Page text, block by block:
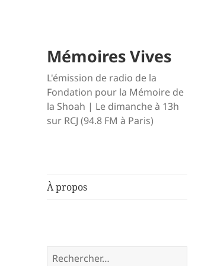
Mémoires Vives
L'émission de radio de la
Fondation pour la Mémoire de
la Shoah | Le dimanche à 13h
sur RCJ (94.8 FM à Paris)
À propos
Rechercher :